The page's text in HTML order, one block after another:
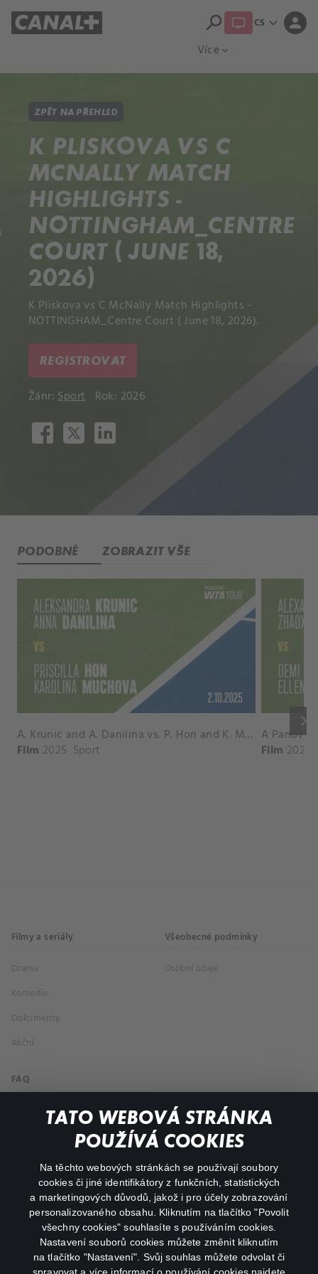
TATO WEBOVÁ STRÁNKA
POUŽÍVÁ COOKIES
Na těchto webových stránkách se používají soubory
cookies či jiné identifikátory z funkčních, statistických
a marketingových důvodů, jakož i pro účely zobrazování
personalizovaného obsahu. Kliknutím na tlačítko "Povolit
všechny cookies" souhlasíte s používáním cookies.
Nastavení souborů cookies můžete změnit kliknutím
na tlačítko "Nastavení". Svůj souhlas můžete odvolat či
Více expand_more
search CS expand_more person
ZPĚT NA PŘEHLED
K PLISKOVA VS C
MCNALLY MATCH
HIGHLIGHTS -
NOTTINGHAM_CENTRE
COURT ( JUNE 18,
2026)
K Pliskova vs C McNally Match Highlights -
NOTTINGHAM_Centre Court ( June 18, 2026).
REGISTROVAT
Žánr:Sport Rok: 2026
PODOBNÉ ZOBRAZIT VŠE
keyboard_arrow_right
A. Krunic and A. Danilina vs. P. Hon and K. Muchova Match Highlights - BEIJING_Capital Group Diamond ( October 02, 2025)
Film 2025 Sport Film 2026
Filmy a seriály
Drama
Komedie
Dokumenty
Akční
Všeobecné podmínky
Osobní údaje
FAQ
Můj účet
Důležité odkazy
facebookinstagram
youtube